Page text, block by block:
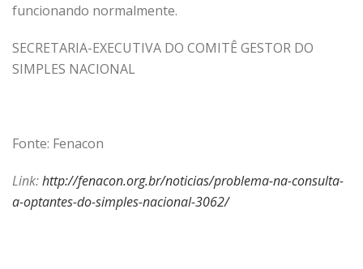
funcionando normalmente.
SECRETARIA-EXECUTIVA DO COMITÊ GESTOR DO
SIMPLES NACIONAL
Fonte: Fenacon
Link:http://fenacon.org.br/noticias/problema-na-consulta-
a-optantes-do-simples-nacional-3062/